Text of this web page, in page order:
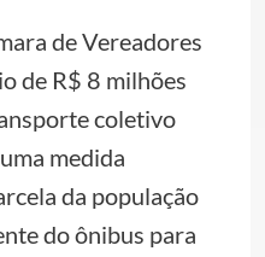
de Vereadores
de R$ 8 milhões
coletivo
medida
da população
do ônibus para